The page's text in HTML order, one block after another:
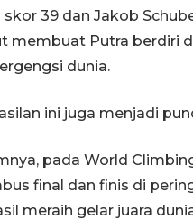
skor 39 dan Jakob
membuat Putra berdiri
dunia.
ini juga menjadi
pada World
final dan finis di
meraih gelar juara